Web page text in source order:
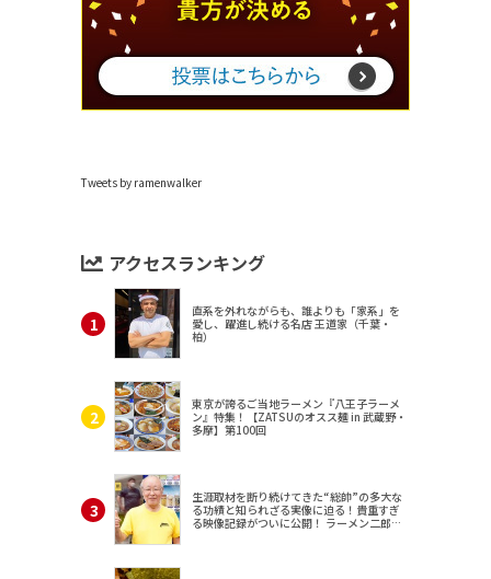
Tweets by ramenwalker
アクセスランキング
直系を外れながらも、誰よりも「家系」を
愛し、躍進し続ける名店 王道家（千葉・
柏）
東京が誇るご当地ラーメン『八王子ラーメ
ン』特集！【ZATSUのオスス麺 in 武蔵野・
多摩】第100回
生涯取材を断り続けてきた“総帥”の多大な
る功績と知られざる実像に迫る！貴重すぎ
る映像記録がついに公開！ ラーメン二郎